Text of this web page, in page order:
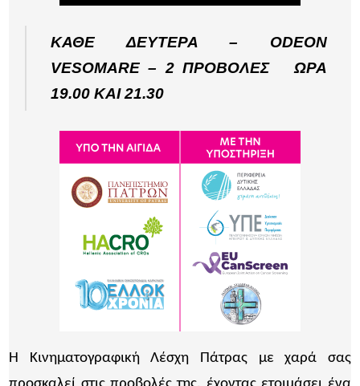
ΚΑΘΕ ΔΕΥΤΕΡΑ – ODEON
VESOMARE – 2 ΠΡΟΒΟΛΕΣ ΩΡΑ
19.00 ΚΑΙ 21.30
Η Κινηματογραφική Λέσχη Πάτρας με χαρά σας